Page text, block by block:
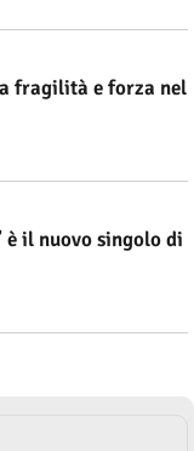
fragilità e forza nel
è il nuovo singolo di